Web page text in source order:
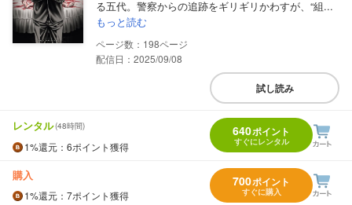
る五代。警察からの追跡をギリギリかわすが、“組...
もっと読む
198
配信日：2025/09/08
試し読み
レンタル(48時間)
1%還元 ：6ポイント獲得
640ポイント
すぐにレンタル
購入
1%還元 ：7ポイント獲得
700ポイント
すぐに購入